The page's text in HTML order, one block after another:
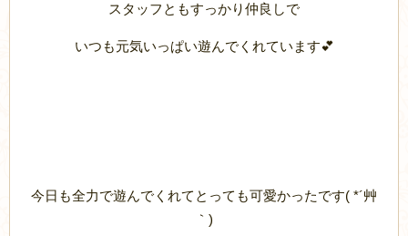
スタッフともすっかり仲良しで
いつも元気いっぱい遊んでくれています💕
今日も全力で遊んでくれてとっても可愛かったです( *´艸
｀)